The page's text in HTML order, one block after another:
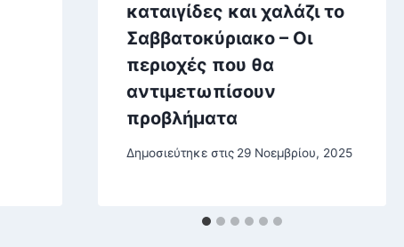
καταιγίδες και χαλάζι το
Σαββατοκύριακο – Οι
περιοχές που θα
αντιμετωπίσουν
προβλήματα
Δημοσιεύτηκε στις 29 Νοεμβρίου, 2025